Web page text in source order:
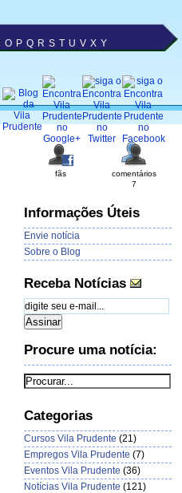
O P Q R S T U V X Y
fãs
comentários
7
Informações Úteis
Envie notícia
Sobre o Blog
Receba Notícias
Procure uma notícia:
Categorias
Cursos Vila Prudente (21)
Empregos Vila Prudente (7)
Eventos Vila Prudente (36)
Notícias Vila Prudente (121)